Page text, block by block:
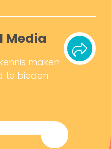
Media
maken
te bieden